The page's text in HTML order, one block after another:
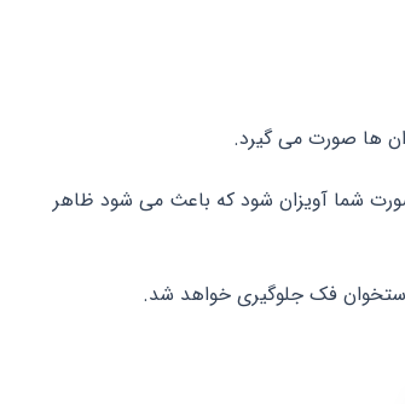
ها صورت می گیرد.
شما آویزان شود که باعث می شود ظاهر
استخوان فک جلوگیری خواهد شد.